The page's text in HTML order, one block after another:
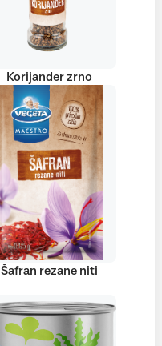
Korijander zrno
Šafran rezane niti